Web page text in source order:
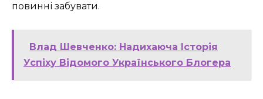
повинні забувати.
Влад Шевченко: Надихаюча Історія
Успіху Відомого Українського Блогера